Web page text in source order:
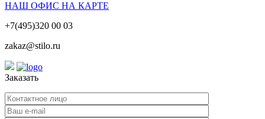
НАШ ОФИС НА КАРТЕ
+7(495)320 00 03
zakaz@stilo.ru
Заказать